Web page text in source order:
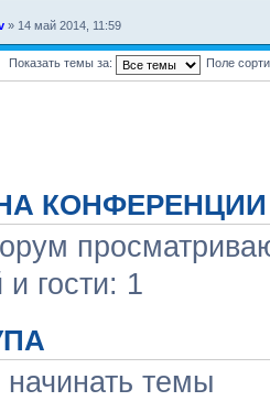
» 14 май 2014, 11:59
Показать темы за: Поле
КОНФЕРЕНЦИИ
и гости: 1
начинать темы